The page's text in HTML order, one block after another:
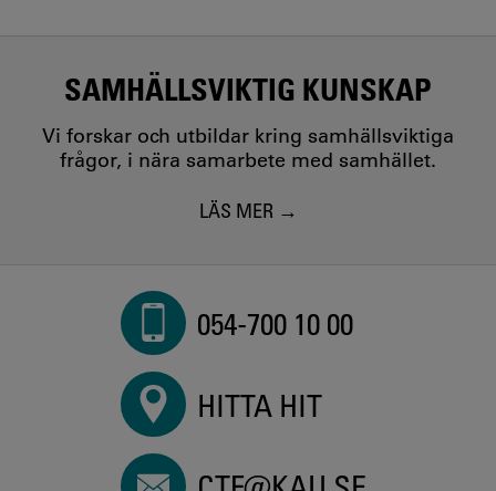
SAMHÄLLSVIKTIG KUNSKAP
Vi forskar och utbildar kring samhällsviktiga
frågor, i nära samarbete med samhället.
LÄS MER
054-700 10 00
HITTA HIT